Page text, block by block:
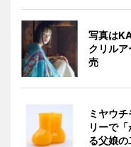
写真は
クリル
売
ミヤウ
リーで
る父娘の